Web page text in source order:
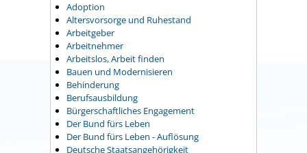
Adoption
Altersvorsorge und Ruhestand
Arbeitgeber
Arbeitnehmer
Arbeitslos, Arbeit finden
Bauen und Modernisieren
Behinderung
Berufsausbildung
Bürgerschaftliches Engagement
Der Bund fürs Leben
Der Bund fürs Leben - Auflösung
Deutsche Staatsangehörigkeit